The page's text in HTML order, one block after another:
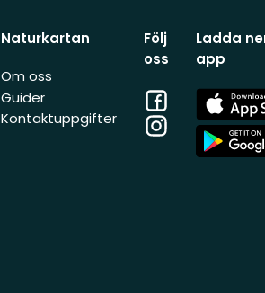
Naturkartan
Om oss
Guider
Kontaktuppgifter
Följ
oss
Facebook
Instagram
Ladda
app
App
Store
App
Store